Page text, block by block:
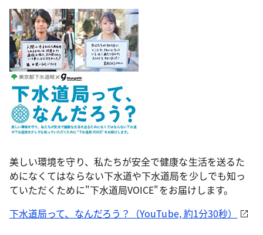
美しい環境を守り、私たちが安全で健康な生活を送るた
めになくてはならない下水道や下水道局を少しでも知っ
ていただくために"下水道局VOICE"をお届けします。
下水道局って、なんだろう？（YouTube, 約1分30秒）